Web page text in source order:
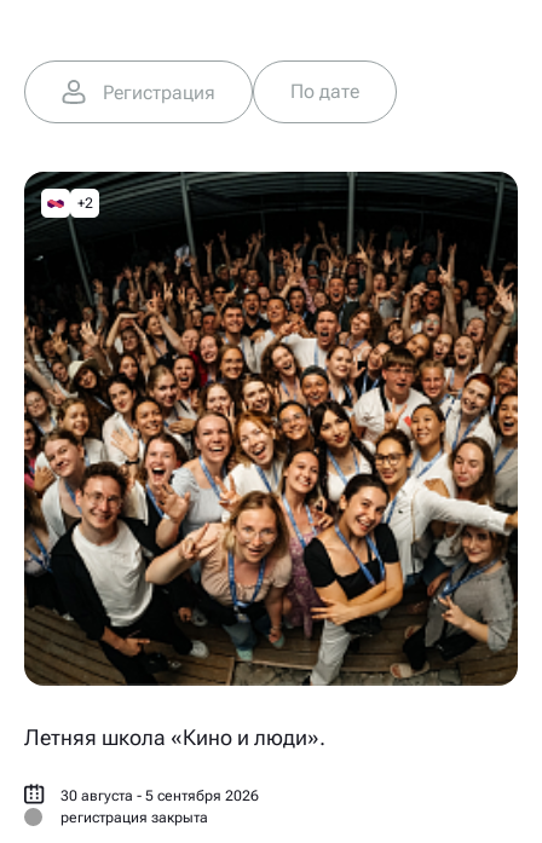
Регистрация По дате
+2
Летняя школа «Кино и люди».
30 августа - 5 сентября 2026
регистрация закрыта